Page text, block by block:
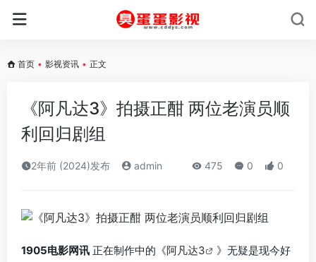
首页 • 影视资讯 • 正文
《阿凡达3》拍摄正酣 两位老演员顺
利回归剧组
2年前 (2024)发布 admin 475 0 0
1905电影网讯 正在制作中的《阿凡达3
》无疑是现今好